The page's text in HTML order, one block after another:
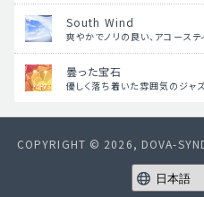
South Wind
爽やかでノリの良い、アコース
曇った宝石
優しく落ち着いた雰囲気のジャ
COPYRIGHT © 2026, DOVA-